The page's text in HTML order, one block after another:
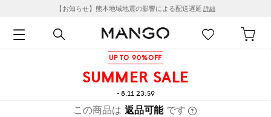
【お知らせ】熊本地域地震の影響による配送遅延 詳細
UP TO 90%OFF
SUMMER SALE
- 8.11 23:59
この商品は 返品可能 です